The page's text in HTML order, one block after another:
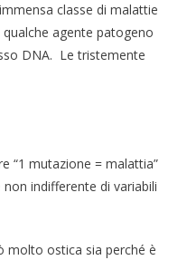
classe di malattie
qualche agente patogeno
DNA. Le tristemente
“1 mutazione = malattia”
indifferente di variabili
molto ostica sia perché è